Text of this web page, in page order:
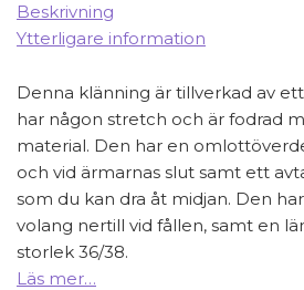
Beskrivning
Ytterligare information
Denna klänning är tillverkad av
har någon stretch och är fodrad
material. Den har en
och vid ärmarnas slut samt ett
som du kan dra åt midjan. Den
volang nertill vid fållen, samt en
storlek 36/38.
Läs mer…